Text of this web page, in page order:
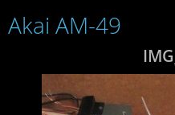
Akai AM-49